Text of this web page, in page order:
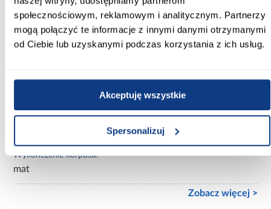
społecznościowym, reklamowym i analitycznym. Partnerzy
mogą połączyć te informacje z innymi danymi otrzymanymi
od Ciebie lub uzyskanymi podczas korzystania z ich usług.
Akceptuję wszystkie
Spersonalizuj
czarne
Lustro:
bez lustra
Wykończenie frontów:
Wykończenie korpusu:
mat
Zobacz więcej >